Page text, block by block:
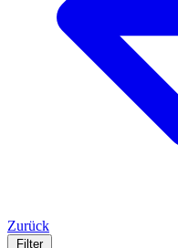
Zurück
Filter